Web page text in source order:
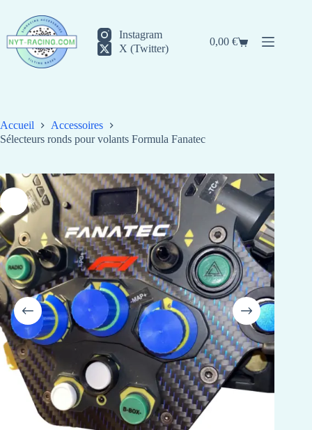
contenu
Instagram
X (Twitter)
Panier
0,00€
Accueil
Accessoires
Sélecteurs ronds pour volants Formula Fanatec